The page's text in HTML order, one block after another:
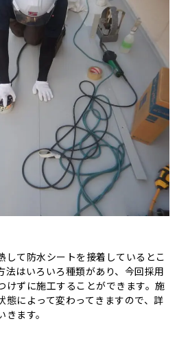
して防水シートを接着しているとこ
法はいろいろ種類があり、今回採用
けずに施工することができます。施
態によって変わってきますので、詳
ます。